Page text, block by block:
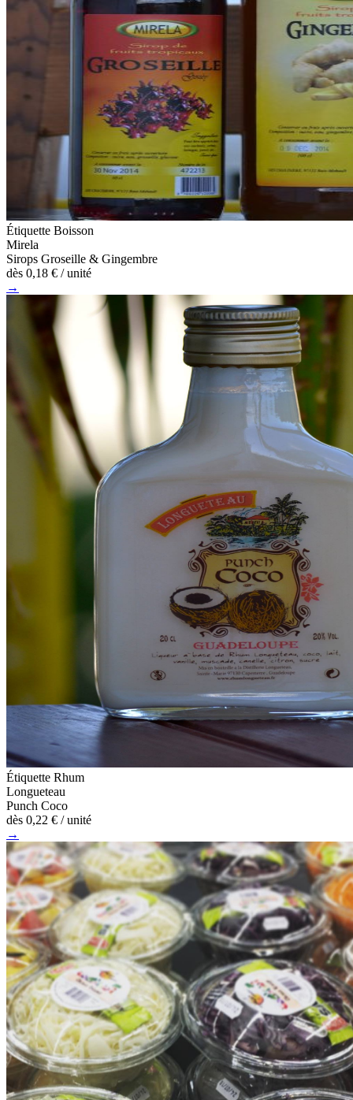
Étiquette Boisson
Mirela
Sirops Groseille & Gingembre
dès 0,18 € / unité
→
Étiquette Rhum
Longueteau
Punch Coco
dès 0,22 € / unité
→